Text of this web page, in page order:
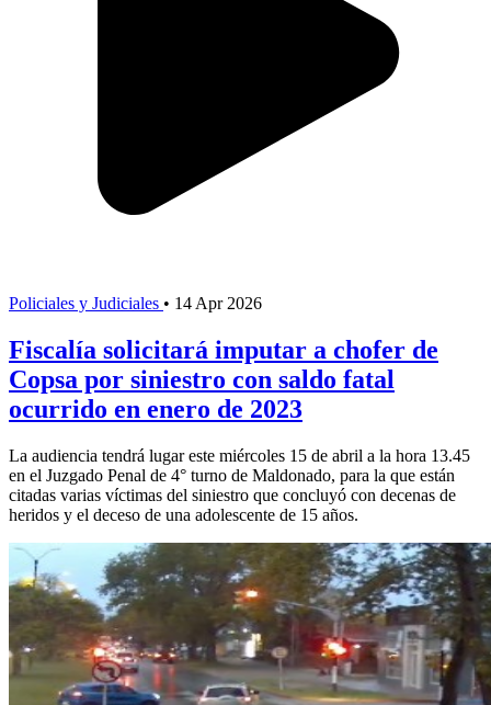
Policiales y Judiciales • 14 Apr 2026
Fiscalía solicitará imputar a chofer de
Copsa por siniestro con saldo fatal
ocurrido en enero de 2023
La audiencia tendrá lugar este miércoles 15 de abril a la hora 13.45
en el Juzgado Penal de 4° turno de Maldonado, para la que están
citadas varias víctimas del siniestro que concluyó con decenas de
heridos y el deceso de una adolescente de 15 años.